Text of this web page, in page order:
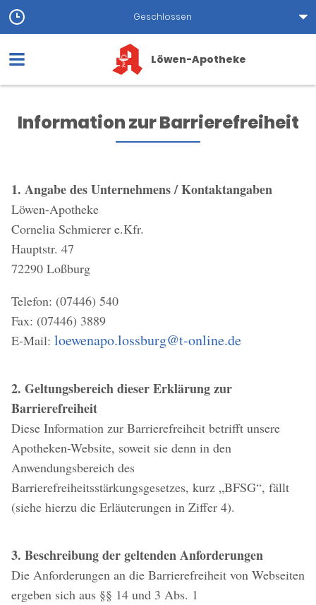
Geschlossen
Löwen-Apotheke
Information zur Barrierefreiheit
1. Angabe des Unternehmens / Kontaktangaben
Löwen-Apotheke
Cornelia Schmierer e.Kfr.
Hauptstr. 47
72290 Loßburg
Telefon: (07446) 540
Fax: (07446) 3889
E-Mail: loewenapo.lossburg@t-online.de
2. Geltungsbereich dieser Erklärung zur
Barrierefreiheit
Diese Information zur Barrierefreiheit betrifft unsere
Apotheken-Website, soweit sie denn in den
Anwendungsbereich des
Barrierefreiheitsstärkungsgesetzes, kurz „BFSG“, fällt
(siehe hierzu die Erläuterungen in Ziffer 4).
3. Beschreibung der geltenden Anforderungen
Die Anforderungen an die Barrierefreiheit von Webseiten
ergeben sich aus §§ 14 und 3 Abs. 1